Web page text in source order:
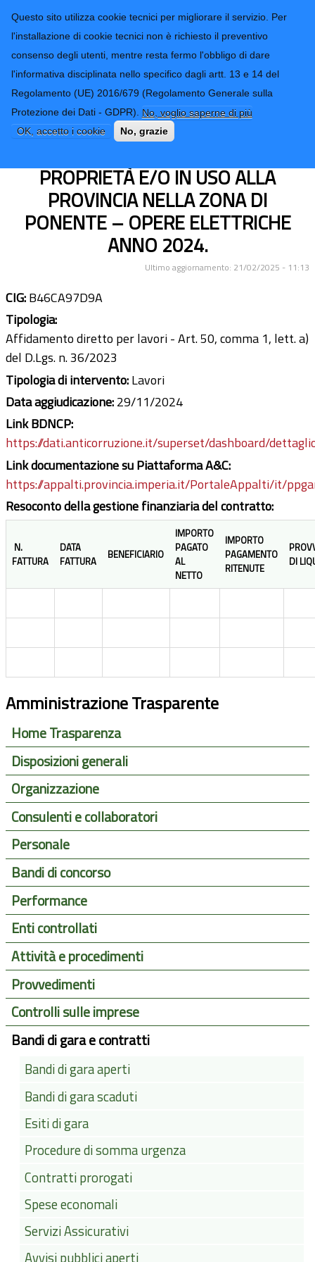
Questo sito utilizza cookie tecnici per migliorare il servizio. Per
l'installazione di cookie tecnici non è richiesto il preventivo
consenso degli utenti, mentre resta fermo l'obbligo di dare
l'informativa disciplinata nello specifico dagli artt. 13 e 14 del
Regolamento (UE) 2016/679 (Regolamento Generale sulla
Protezione dei Dati - GDPR). No, voglio saperne di più
OK, accetto i cookie
No, grazie
Provincia di
Imperia
CONTATTI-URP
TRASPARENZA
Form di ricerca
INTEGRAZIONE DEI LAVORI DI
MANUTENZIONE ORDINARIA PRESSO
PROPRIETÀ E/O IN USO ALLA
PROVINCIA NELLA ZONA DI
PONENTE – OPERE ELETTRICHE
ANNO 2024.
Ultimo aggiornamento: 21/02/2025 - 11:13
CIG:B46CA97D9A
Tipologia:
Affidamento diretto per lavori - Art. 50, comma 1, lett. a)
del D.Lgs. n. 36/2023
Tipologia di intervento:Lavori
Data aggiudicazione:29/11/2024
Link BDNCP:
https://dati.anticorruzione.it/superset/dashboard/
Link documentazione su Piattaforma A&C:
https://appalti.provincia.imperia.it/PortaleAppalti/it/
Resoconto della gestione finanziaria del contratto:
N.
FATTURA
DATA
FATTURA
BENEFICIARIO
IMPORTO
PAGATO
AL
NETTO
IMPORTO
PAGAMENTO
RITENUTE
DI
Amministrazione Trasparente
Home Trasparenza
Disposizioni generali
Organizzazione
Consulenti e collaboratori
Personale
Bandi di concorso
Performance
Enti controllati
Attività e procedimenti
Provvedimenti
Controlli sulle imprese
Bandi di gara e contratti
Bandi di gara aperti
Bandi di gara scaduti
Esiti di gara
Procedure di somma urgenza
Contratti prorogati
Spese economali
Servizi Assicurativi